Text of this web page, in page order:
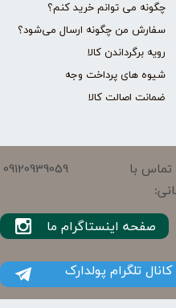
چگونه می توانم خرید کنم؟
سفارش من چگونه ارسال می‌شود؟
رویه برگرداندن کالا
شیوه های پرداخت وجه
ضمانت اصالت کالا
تماس با
09120939059
کانال تلگرام پولدارک
صفحه اینستاگرام ما